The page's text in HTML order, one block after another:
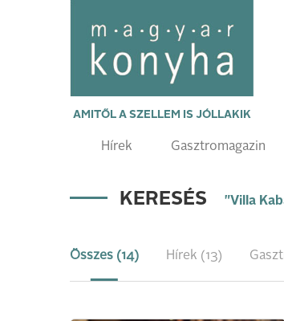
AMITŐL A SZELLEM IS JÓLLAKIK
Hírek Gasztromagazin
KERESÉS "Villa
Összes (14) Hírek (13)